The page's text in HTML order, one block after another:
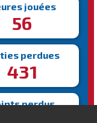
jouées
56
perdues
431
perdus